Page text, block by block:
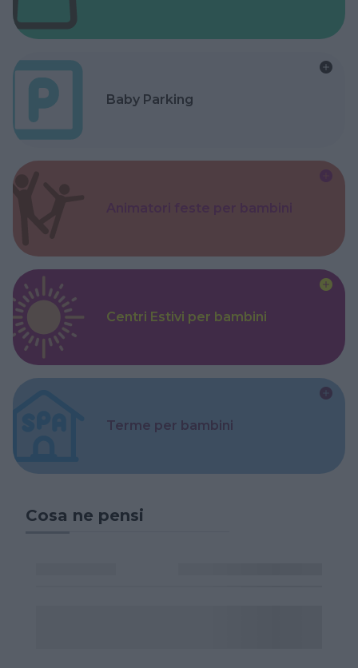
Baby Parking
Centri Estivi per bambini
Terme per bambini
Cosa ne pensi